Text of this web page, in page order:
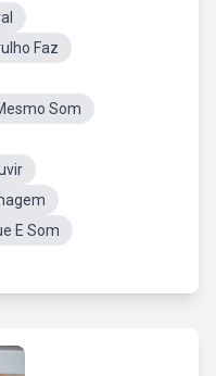
Faz
Som
E Som